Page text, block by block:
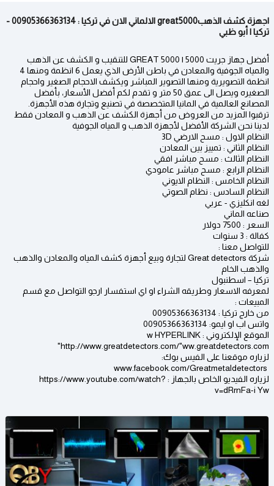
اجهزة كشف الذهبgreat5000 الالماني الان في تركيا : 00905366363134 -
تركيا | أبو ظبي
أفضل جهاز جريت 5000 | GREAT 5000 للتنقيب و الكشف عن الذهب
والمياه الجوفية والمعادن في باطن الأرض الذي يعمل 6 انظمة ومنها 4
انظمة التصويرية ومنها التصوير المباشر ويكشف الاحجام الصغير واحجام
الصغيره ويصل الى عمق 50 متر و تقدم لكم أفضل الأسعار، بأفضل
المصانع العالمية في المانيا المتخصصة في تصنيع وتجارة هذه الأجهزة.
ترقبوا المزيد من العروض من أجهزة الكشف عن الذهب و المعادن فقط
لدينا نحن الشركة الأفضل لأجهزة الذهب و المياه الجوفية
النظام الاول : مسح الارضي 3D
النظام الثاني : تمييز بين المعادن
النظام الثالث : مسح مباشر افقي
النظام الرابع : مسح مباشر عامودي
النظام الخامس : النظام الايوني
النظام السادس : نظام الصوتي
لغه انكليزي - عربي
صناعه الماني
السعر : 7500 دولار
كفالة : 3 سنوات
للتواصل معنا :
شركة Great detectors لتجارة وبيع أجهزة كشف المياه والمعادن والذهب
والذهب الخام
تركيا – اسطنبول
لمعرفه الاسعار وطريقه الشراء او اي استفسار ارجو التواصل مع قسم
المبيعات :
من خارج تركيا : 00905366363134
واتس اب او ايمو: 00905366363134
الموقع الإلكتروني : w HYPERLINK
"http://www.greatdetectors.com/"ww.greatdetectors.com
لزياره موقعنا على الفيس بوك:
لزياره الفيديو الخاص بالجهاز : https://www.youtube.com/watch?
v=dRrnFa-i Yw